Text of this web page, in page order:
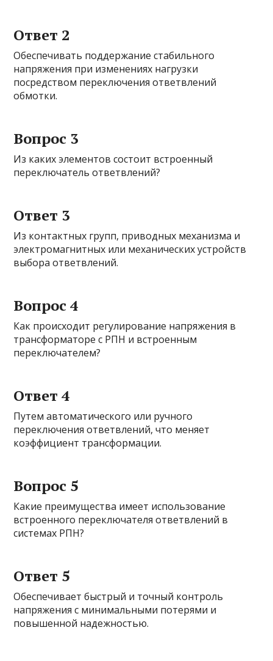
Ответ 2
Обеспечивать поддержание стабильного
напряжения при изменениях нагрузки
посредством переключения ответвлений
обмотки.
Вопрос 3
Из каких элементов состоит встроенный
переключатель ответвлений?
Ответ 3
Из контактных групп, приводных механизма и
электромагнитных или механических устройств
выбора ответвлений.
Вопрос 4
Как происходит регулирование напряжения в
трансформаторе с РПН и встроенным
переключателем?
Ответ 4
Путем автоматического или ручного
переключения ответвлений, что меняет
коэффициент трансформации.
Вопрос 5
Какие преимущества имеет использование
встроенного переключателя ответвлений в
системах РПН?
Ответ 5
Обеспечивает быстрый и точный контроль
напряжения с минимальными потерями и
повышенной надежностью.